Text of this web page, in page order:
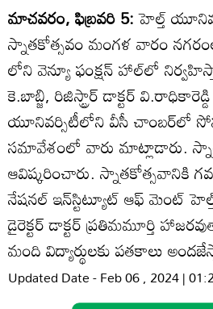
మాచవరం, ఫిబ్రవరి 5:హెల్త్‌
స్నాతకోత్సవం మంగళ వారం
లోని వెన్యూ ఫంక్షన్‌ హాల్‌లో
కె.బాబ్జి, రిజిస్ట్రార్‌ డాక్టర్‌
యూనివర్సిటీలోని వీసీ చాంబర్‌లో
సమావేశంలో వారు మాట్లాడారు.
ఆవిష్కరించారు. స్నాతకోత్సవానికి
నేషనల్‌ ఇన్‌స్టిట్యూట్‌ ఆఫ్‌ మెంట్‌
డైరెక్టర్‌ డాక్టర్‌ ప్రతిమమూర్తి
మంది విద్యార్థులకు పతకాలు
Updated Date - Feb 06 , 2024 |